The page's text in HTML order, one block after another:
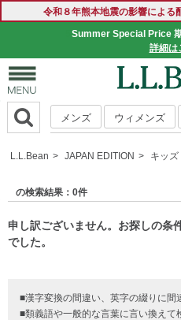
令和８年熊本地震の影響による
5,000円以上お買い上げで
詳細は
Summer Special Price
詳細は
メンズ ウィメンズ
L.L.Bean JAPAN EDITION キッズ
の検索結果：0件
申し訳ございません。お探しの条
でした。
■漢字変換の間違い、英字の綴りに間
■類義語や一般的な言葉に言い換えて